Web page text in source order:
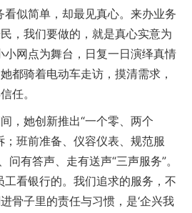
似简单，却最见真心。来办业务
，我们要做的，就是真心实意为
小网点为舞台，日复一日演绎真情
都骑着电动车走访，摸清需求，
任。
她创新推出“一个零、两个
；班前准备、仪容仪表、规范服
问有答声、走有送声“三声服务”。
工看银行的。我们追求的服务，不
骨子里的责任与习惯，是‘企兴我